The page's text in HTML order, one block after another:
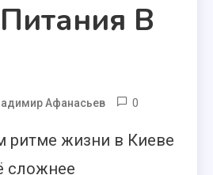
В
Афанасьев 0
ритме жизни в Киеве
сложнее